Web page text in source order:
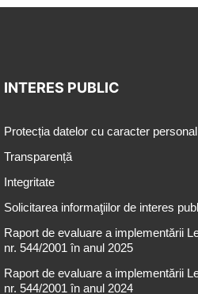
INTERES PUBLIC
Protecția datelor cu caracter personal
Transparență
Integritate
Solicitarea informaţiilor de interes
Raport de evaluare a implementării
nr. 544/2001 în anul 2025
Raport de evaluare a implementării
nr. 544/2001 în anul 2024